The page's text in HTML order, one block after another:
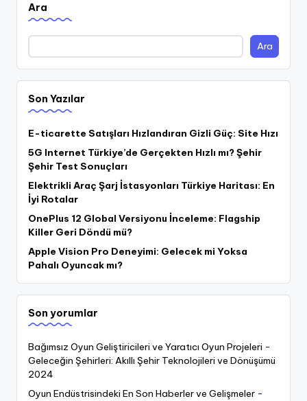
Ara
Ara
Son Yazılar
E-ticarette Satışları Hızlandıran Gizli Güç: Site Hızı
5G Internet Türkiye’de Gerçekten Hızlı mı? Şehir
Şehir Test Sonuçları
Elektrikli Araç Şarj İstasyonları Türkiye Haritası: En
İyi Rotalar
OnePlus 12 Global Versiyonu İnceleme: Flagship
Killer Geri Döndü mü?
Apple Vision Pro Deneyimi: Gelecek mi Yoksa
Pahalı Oyuncak mı?
Son yorumlar
Bağımsız Oyun Geliştiricileri ve Yaratıcı Oyun Projeleri -
Geleceğin Şehirleri: Akıllı Şehir Teknolojileri ve Dönüşümü
2024
Oyun Endüstrisindeki En Son Haberler ve Gelişmeler -